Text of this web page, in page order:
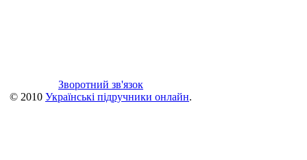
Зворотний зв'язок
© 2010 Українські підручники онлайн.